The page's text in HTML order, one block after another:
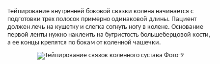
Тейпирование внутренней боковой связки колена начинается с
подготовки трех полосок примерно одинаковой длины. Пациент
должен лечь на кушетку и слегка согнуть ногу в колене. Основание
первой ленты нужно наклеить на бугристость большеберцовой кости,
а ее концы крепятся по бокам от коленной чашечки.